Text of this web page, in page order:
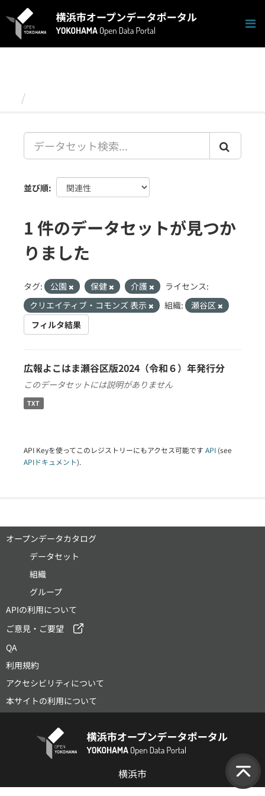
キ
並び順
1 件のデータセットが見つか
りました
タグ: 公園 保健 介護
ライセンス:
クリエイティブ・コモンズ 表示
組織:
瀬谷区
フィルタ結果
広報よこはま瀬谷区版2024（令和６）年発行分
このデータセットには説明がありません
TXT
API Keyを使ってこのレジストリーにもアクセス可能です API (see
APIドキュメント).
オープンデータカタログ
データセット
組織
グループ
APIの利用について
ご意見・ご要望
QA
利用規約
アクセシビリティについて
本サイトの利用について
横浜市